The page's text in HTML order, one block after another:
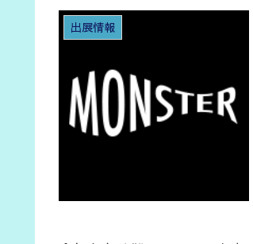
出展情報